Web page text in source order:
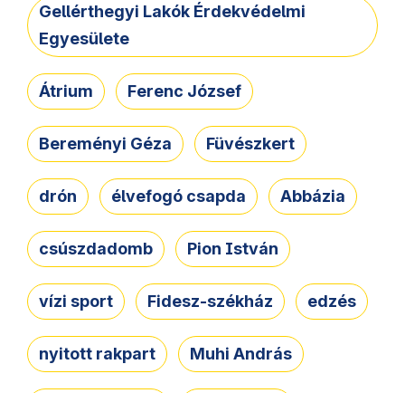
Gellérthegyi Lakók Érdekvédelmi
Egyesülete
Átrium Ferenc József
Bereményi Géza Füvészkert
drón élvefogó csapda Abbázia
csúszdadomb Pion István
vízi sport Fidesz-székház edzés
nyitott rakpart Muhi András